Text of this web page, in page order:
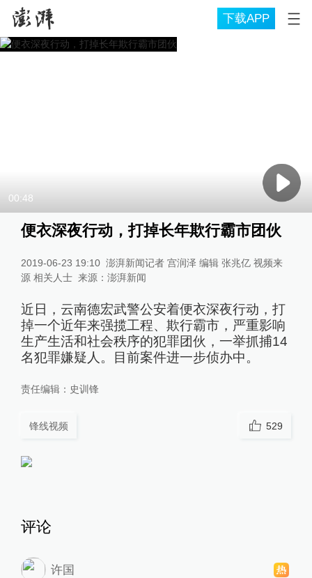
下载APP
00:48
便衣深夜行动，打掉长年欺行霸市团伙
2019-06-23 19:10 澎湃新闻记者 宫润泽 编辑 张兆亿 视频来
源 相关人士 来源： 澎湃新闻
近日，云南德宏武警公安着便衣深夜行动，打
掉一个近年来强揽工程、欺行霸市，严重影响
生产生活和社会秩序的犯罪团伙，一举抓捕14
名犯罪嫌疑人。目前案件进一步侦办中。
责任编辑： 史训锋
锋线视频 529
评论
许国